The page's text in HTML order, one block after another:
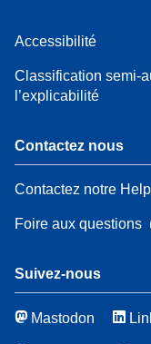
Accessibilité
Classification semi-
l’explicabilité
Contactez nous
Contactez notre
Foire aux questions
Suivez-nous
Mastodon